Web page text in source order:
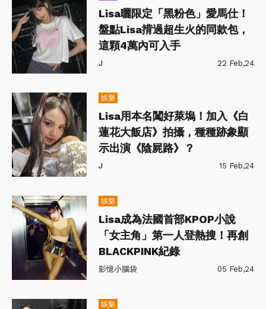
Lisa曬限定「黑粉色」愛馬仕！
盤點Lisa揹過超生火的同款包，
這顆4萬內可入手
J 22 Feb,24
娛樂
Lisa用本名闖好萊塢！加入《白
蓮花大飯店》拍攝，種種跡象顯
示出演《陰屍路》？
J 15 Feb,24
娛樂
Lisa成為法國首部KPOP小說
「女主角」第一人登熱搜！再創
BLACKPINK紀錄
影憶小腦袋 05 Feb,24
娛樂